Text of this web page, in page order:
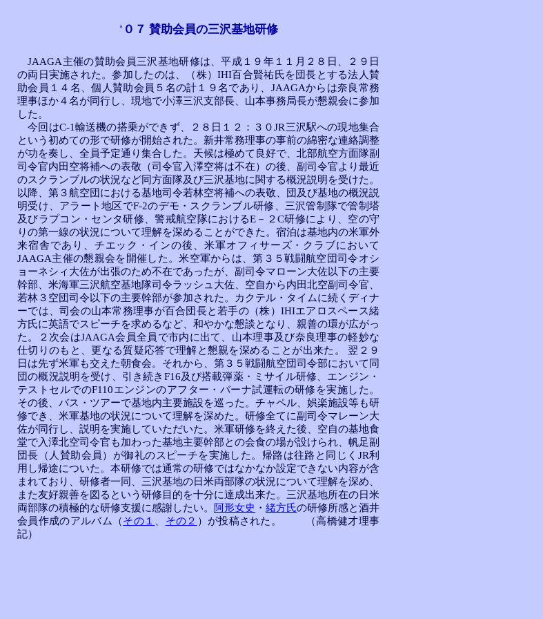
JAAGA主催の賛助会員三沢基地研修は、平成１９年１１月２８日、２９日
の両日実施された。参加したのは、（株）IHI百合賢祐氏を団長とする法人賛
助会員１４名、個人賛助会員５名の計１９名であり、JAAGAからは奈良常務
理事ほか４名が同行し、現地で小澤三沢支部長、山本事務局長が懇親会に参加
した。
今回はC-1輸送機の搭乗ができず、２８日１２：３０JR三沢駅への現地集合
という初めての形で研修が開始された。新井常務理事の事前の綿密な連絡調整
が功を奏し、全員予定通り集合した。天候は極めて良好で、北部航空方面隊副
司令官内田空将補への表敬（司令官入澤空将は不在）の後、副司令官より最近
のスクランブルの状況など同方面隊及び三沢基地に関する概況説明を受けた。
以降、第３航空団における基地司令若林空将補への表敬、団及び基地の概況説
明受け、アラート地区でF-2のデモ・スクランブル研修、三沢管制隊で管制塔
及びラプコン・センタ研修、警戒航空隊におけるE－２C研修により、空の守
りの第一線の状況について理解を深めることができた。宿泊は基地内の米軍外
来宿舎であり、チエック・インの後、米軍オフィサーズ・クラブにおいて
JAAGA主催の懇親会を開催した。米空軍からは、第３５戦闘航空団司令オシ
ョーネシィ大佐が出張のため不在であったが、副司令マローン大佐以下の主要
幹部、米海軍三沢航空基地隊司令ラッシュ大佐、空自から内田北空副司令官、
若林３空団司令以下の主要幹部が参加された。カクテル・タイムに続くディナ
ーでは、司会の山本常務理事が百合団長と若手の（株）IHIエアロスペース緒
方氏に英語でスピーチを求めるなど、和やかな懇談となり、親善の環が広がっ
た。２次会はJAAGA会員全員で市内に出て、山本理事及び奈良理事の軽妙な
仕切りのもと、更なる質疑応答で理解と懇親を深めることが出来た。 翌２９
日は先ず米軍も交えた朝食会。それから、第３５戦闘航空団司令部において同
団の概況説明を受け、引き続きF16及び搭載弾薬・ミサイル研修、エンジン・
テストセルでのF110エンジンのアフター・バーナ試運転の研修を実施した。
その後、バス・ツアーで基地内主要施設を巡った。チャペル、娯楽施設等も研
修でき、米軍基地の状況について理解を深めた。研修全てに副司令マレーン大
佐が同行し、説明を実施していただいた。米軍研修を終えた後、空自の基地食
堂で入澤北空司令官も加わった基地主要幹部との会食の場が設けられ、帆足副
団長（人賛助会員）が御礼のスピーチを実施した。帰路は往路と同じくJR利
用し帰途についた。本研修では通常の研修ではなかなか設定できない内容が含
まれており、研修者一同、三沢基地の日米両部隊の状況について理解を深め、
また友好親善を図るという研修目的を十分に達成出来た。三沢基地所在の日米
両部隊の積極的な研修支援に感謝したい。
阿形女史 ・ 緒方氏の研修所感と酒井
会員作成のアルバム（その１ その２ ）が投稿された。 （高橋健才理事
記）
'０７ 賛助会員の三沢基地研修